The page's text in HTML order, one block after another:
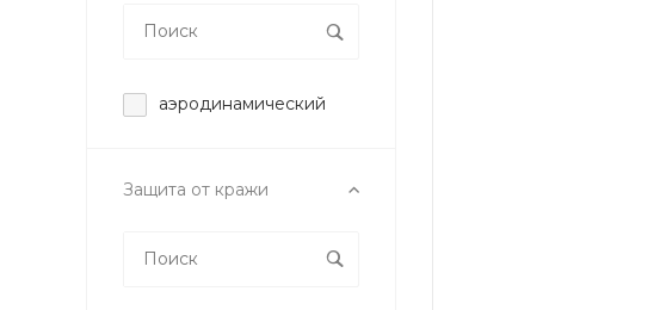
аэродинамический
Защита от кражи